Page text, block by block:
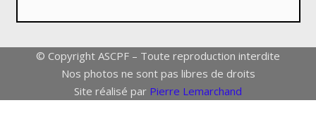
© Copyright ASCPF – Toute reproduction interdite
Nos photos ne sont pas libres de droits
Site réalisé par Pierre Lemarchand